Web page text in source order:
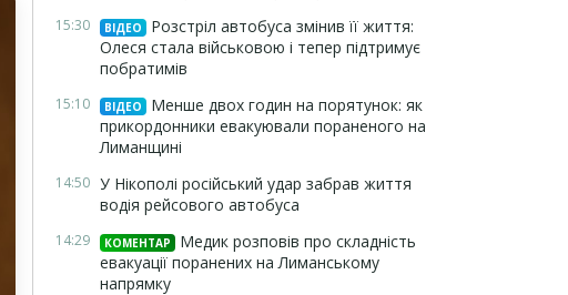
15:30 ВІДЕО
Розстріл автобуса змінив її життя:
Олеся стала військовою і тепер підтримує
побратимів
15:10 ВІДЕО
Менше двох годин на порятунок: як
прикордонники евакуювали пораненого на
Лиманщині
14:50 У Нікополі російський удар забрав життя
водія рейсового автобуса
14:29 КОМЕНТАР
Медик розповів про складність
евакуації поранених на Лиманському
напрямку